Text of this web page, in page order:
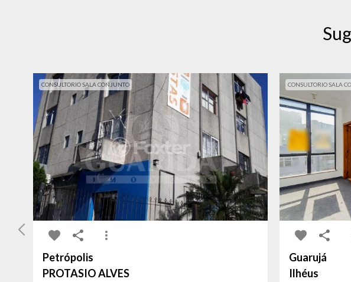
CONSULTORIO SALA CONJUNTO
Petrópolis
PROTASIO ALVES
CONSULTORIO SALA
Guarujá
Ilhéus